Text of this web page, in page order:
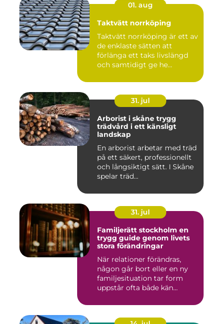
01. aug
Taktvätt norrköping
Taktvätt norrköping är ett av
de enklaste sätten att
förlänga ett taks livslängd
och samtidigt ge he...
31. jul
Arborist i skåne trygg
trädvård i ett känsligt
landskap
En arborist arbetar med träd
på ett säkert, professionellt
och långsiktigt sätt. I Skåne
spelar träd...
31. jul
Familjerätt stockholm en
trygg guide genom livets
stora förändringar
När relationer förändras,
någon går bort eller en ny
familjesituation tar form
uppstår ofta både kän...